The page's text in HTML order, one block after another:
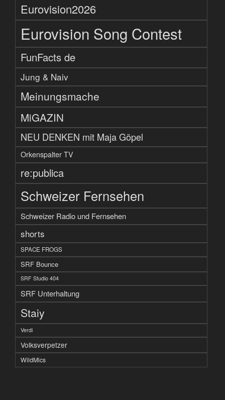
Eurovision2026
Eurovision Song Contest
FunFacts de
Jung & Naiv
Meinungsmache
MiGAZIN
NEU DENKEN mit Maja Göpel
Orkenspalter TV
re:publica
Schweizer Fernsehen
Schweizer Radio und Fernsehen
shorts
SPACE FROGS
SRF Bounce
SRF Studio 404
SRF Unterhaltung
Staiy
Verdi
Volksverpetzer
WildMics